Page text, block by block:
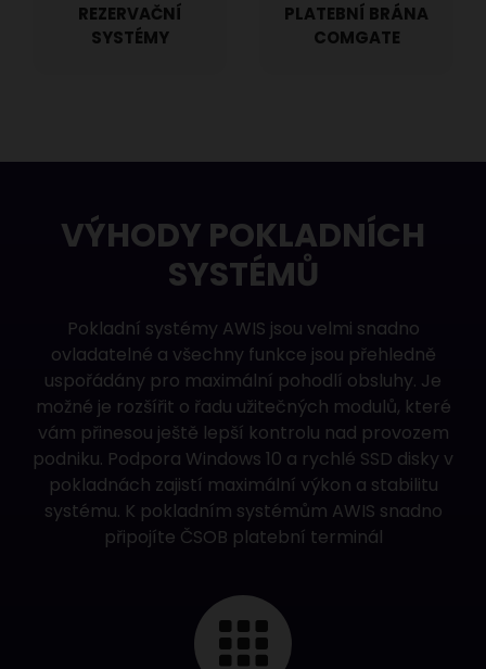
REZERVAČNÍ
SYSTÉMY
PLATEBNÍ BRÁNA
COMGATE
VÝHODY POKLADNÍCH
SYSTÉMŮ
Pokladní systémy AWIS jsou velmi snadno
ovladatelné a všechny funkce jsou přehledně
uspořádány pro maximální pohodlí obsluhy. Je
možné je rozšířit o řadu užitečných modulů, které
vám přinesou ještě lepší kontrolu nad provozem
podniku. Podpora Windows 10 a rychlé SSD disky v
pokladnách zajistí maximální výkon a stabilitu
systému. K pokladním systémům AWIS snadno
připojíte ČSOB platební terminál